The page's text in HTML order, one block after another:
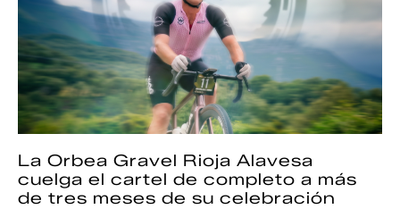
La Orbea Gravel Rioja Alavesa
cuelga el cartel de completo a más
de tres meses de su celebración